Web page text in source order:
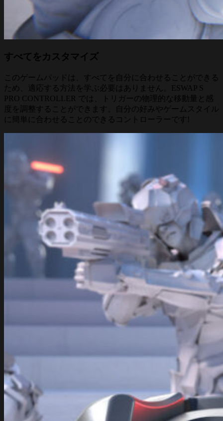
すべてをカスタマイズ
このゲームパッドは、すべてを自分に合わせることができる
ため、適応する方法を学ぶ必要はありません。ESWAP S
PRO CONTROLLER では、トリガーの物理的な移動量と感
度を調整することができます。自分の好みやゲームスタイル
に簡単に合わせることのできるコントローラーです!